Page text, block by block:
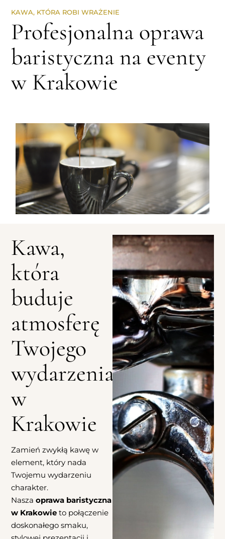
KAWA, KTÓRA ROBI WRAŻENIE
Profesjonalna oprawa
baristyczna na eventy
w Krakowie
Kawa,
która
buduje
atmosferę
Twojego
wydarzenia
w
Krakowie
Zamień zwykłą kawę w
element, który nada
Twojemu wydarzeniu
charakter.
Naszaoprawa baristyczna
w Krakowie to połączenie
doskonałego smaku,